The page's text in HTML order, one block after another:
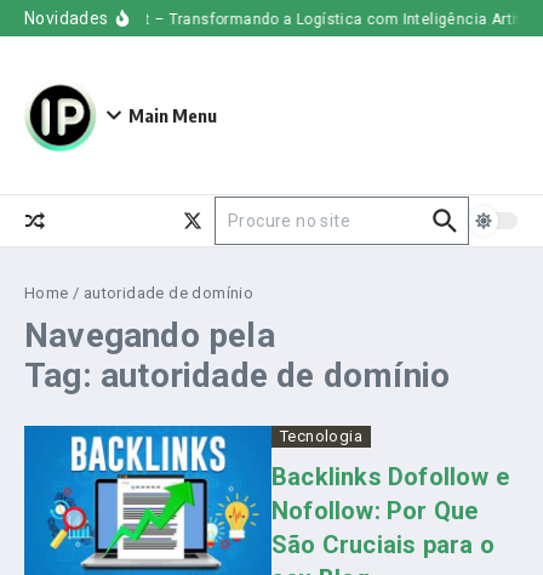
Ir para o conteúdo
Novidades
Uber Freight – Transformando a Logística com Inteligência Artificial
Main Menu
Home / autoridade de domínio
Navegando pela
Tag: autoridade de domínio
Tecnologia
Backlinks Dofollow e
Nofollow: Por Que
São Cruciais para o